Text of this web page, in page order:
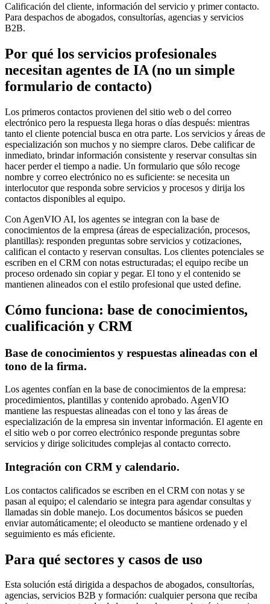
Calificación del cliente, información del servicio y primer contacto.
Para despachos de abogados, consultorías, agencias y servicios
B2B.
Por qué los servicios profesionales
necesitan agentes de IA (no un simple
formulario de contacto)
Los primeros contactos provienen del sitio web o del correo
electrónico pero la respuesta llega horas o días después: mientras
tanto el cliente potencial busca en otra parte. Los servicios y áreas de
especialización son muchos y no siempre claros. Debe calificar de
inmediato, brindar información consistente y reservar consultas sin
hacer perder el tiempo a nadie. Un formulario que sólo recoge
nombre y correo electrónico no es suficiente: se necesita un
interlocutor que responda sobre servicios y procesos y dirija los
contactos disponibles al equipo.
Con AgenVIO AI, los agentes se integran con la base de
conocimientos de la empresa (áreas de especialización, procesos,
plantillas): responden preguntas sobre servicios y cotizaciones,
califican el contacto y reservan consultas. Los clientes potenciales se
escriben en el CRM con notas estructuradas; el equipo recibe un
proceso ordenado sin copiar y pegar. El tono y el contenido se
mantienen alineados con el estilo profesional que usted define.
Cómo funciona: base de conocimientos,
cualificación y CRM
Base de conocimientos y respuestas alineadas con el
tono de la firma.
Los agentes confían en la base de conocimientos de la empresa:
procedimientos, plantillas y contenido aprobado. AgenVIO
mantiene las respuestas alineadas con el tono y las áreas de
especialización de la empresa sin inventar información. El agente en
el sitio web o por correo electrónico responde preguntas sobre
servicios y dirige solicitudes complejas al contacto correcto.
Integración con CRM y calendario.
Los contactos calificados se escriben en el CRM con notas y se
pasan al equipo; el calendario se integra para agendar consultas y
llamadas sin doble manejo. Los documentos básicos se pueden
enviar automáticamente; el oleoducto se mantiene ordenado y el
seguimiento es más eficiente.
Para qué sectores y casos de uso
Esta solución está dirigida a despachos de abogados, consultorías,
agencias, servicios B2B y formación: cualquier persona que reciba